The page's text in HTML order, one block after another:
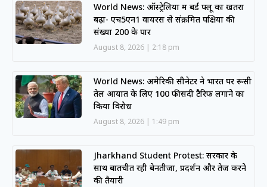
World News: ऑस्ट्रेलिया में बर्ड फ्लू का खतरा
बढ़ा- एच5एन1 वायरस से संक्रमित पक्षियों की
संख्या 200 के पार
August 8, 2026 2:18 pm
World News: अमेरिकी सीनेटर ने भारत पर रूसी
तेल आयात के लिए 100 फीसदी टैरिफ लगाने का
किया विरोध
August 8, 2026 1:49 pm
Jharkhand Student Protest: सरकार के
साथ बातचीत रही बेनतीजा, प्रदर्शन और तेज करने
की तैयारी